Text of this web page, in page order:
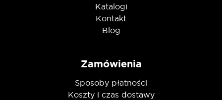
Katalogi
Kontakt
Blog
Zamówienia
Sposoby płatności
Koszty i czas dostawy